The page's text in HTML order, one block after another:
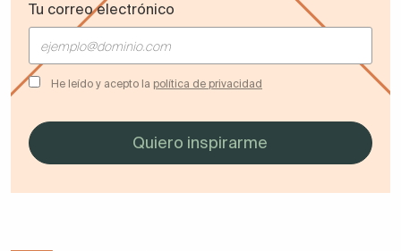
Tu correo electrónico
He leído y acepto la política de privacidad